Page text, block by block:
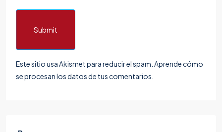
Submit
Este sitio usa Akismet para reducir el spam. Aprende cómo
se procesan los datos de tus comentarios.